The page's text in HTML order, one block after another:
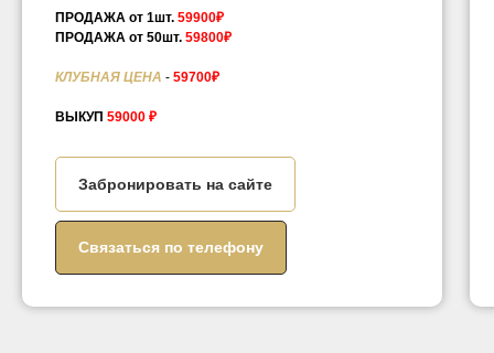
ПРОДАЖА от 1шт. 59900₽
ПРОДАЖА от 50шт. 59800₽
КЛУБНАЯ ЦЕНА - 59700₽
ВЫКУП 59000 ₽
Забронировать на сайте
Связаться по телефону